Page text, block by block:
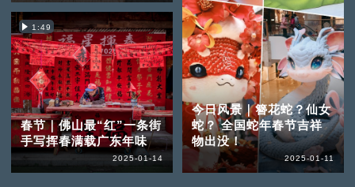
1:49
春节｜佛山最“红”一条街
手写挥春满载广东年味
2025-01-14
今日风景｜簪花蛇？仙女
蛇？ 全国蛇年春节吉祥
物出没！
2025-01-11